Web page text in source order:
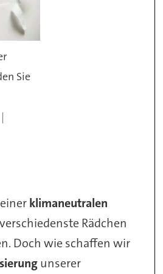
Sie
klimaneutralen
Rädchen
Doch wie schaffen wir
unserer